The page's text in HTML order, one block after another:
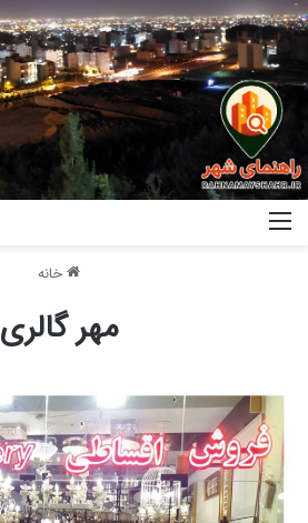
خانه
مهر گالری